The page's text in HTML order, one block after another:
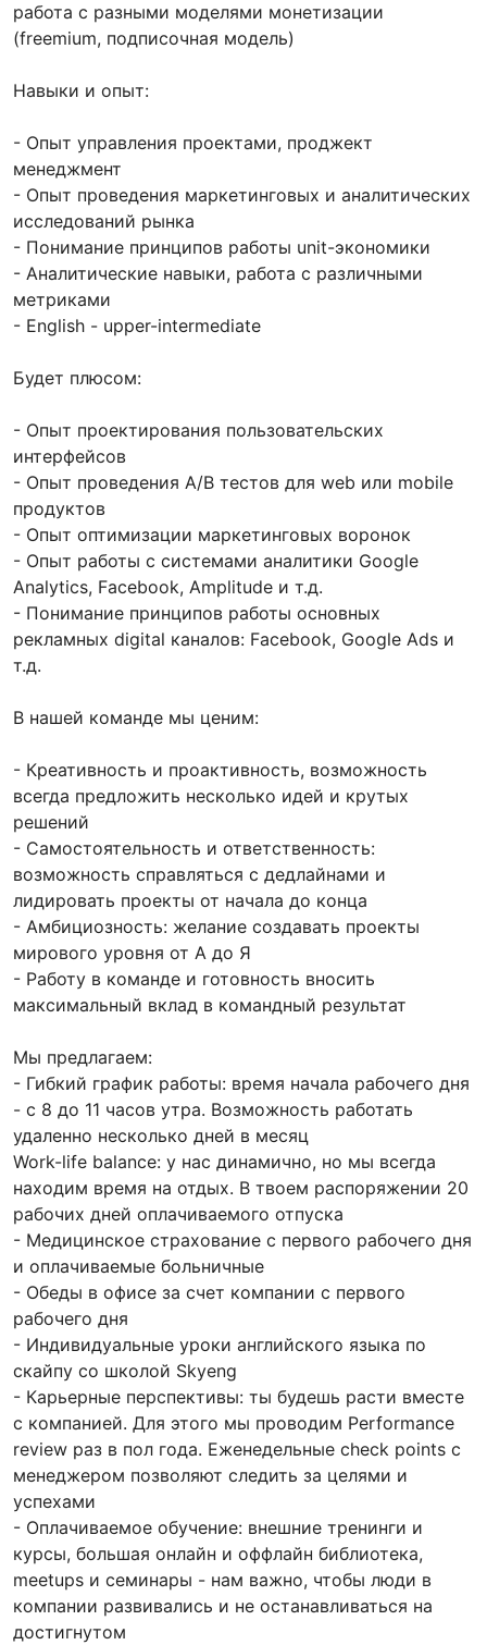
работа с разными моделями монетизации
(freemium, подписочная модель)
Навыки и опыт:
- Опыт управления проектами, проджект
менеджмент
- Опыт проведения маркетинговых и аналитических
исследований рынка
- Понимание принципов работы unit-экономики
- Аналитические навыки, работа с различными
метриками
- English - upper-intermediate
Будет плюсом:
- Опыт проектирования пользовательских
интерфейсов
- Опыт проведения A/B тестов для web или mobile
продуктов
- Опыт оптимизации маркетинговых воронок
- Опыт работы с системами аналитики Google
Analytics, Facebook, Amplitude и т.д.
- Понимание принципов работы основных
рекламных digital каналов: Facebook, Google Ads и
т.д.
В нашей команде мы ценим:
- Креативность и проактивность, возможность
всегда предложить несколько идей и крутых
решений
- Самостоятельность и ответственность:
возможность справляться с дедлайнами и
лидировать проекты от начала до конца
- Амбициозность: желание создавать проекты
мирового уровня от А до Я
- Работу в команде и готовность вносить
максимальный вклад в командный результат
Мы предлагаем:
- Гибкий график работы: время начала рабочего дня
- с 8 до 11 часов утра. Возможность работать
удаленно несколько дней в месяц
Work-life balance: у нас динамично, но мы всегда
находим время на отдых. В твоем распоряжении 20
рабочих дней оплачиваемого отпуска
- Медицинское страхование с первого рабочего дня
и оплачиваемые больничные
- Обеды в офисе за счет компании с первого
рабочего дня
- Индивидуальные уроки английского языка по
скайпу со школой Skyeng
- Карьерные перспективы: ты будешь расти вместе
с компанией. Для этого мы проводим Performance
review раз в пол года. Еженедельные check points с
менеджером позволяют следить за целями и
успехами
- Оплачиваемое обучение: внешние тренинги и
курсы, большая онлайн и оффлайн библиотека,
meetups и семинары - нам важно, чтобы люди в
компании развивались и не останавливаться на
достигнутом